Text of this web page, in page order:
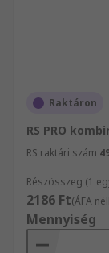
Raktáron
RS PRO
RS raktári szám
Részösszeg (1
2186 Ft(ÁFA
Mennyiség